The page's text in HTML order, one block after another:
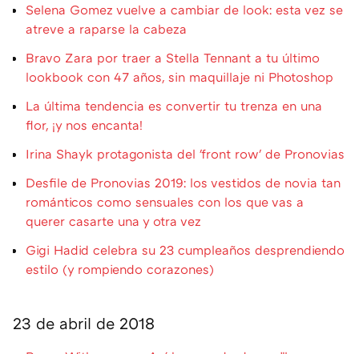
Selena Gomez vuelve a cambiar de look: esta vez se
atreve a raparse la cabeza
Bravo Zara por traer a Stella Tennant a tu último
lookbook con 47 años, sin maquillaje ni Photoshop
La última tendencia es convertir tu trenza en una
flor, ¡y nos encanta!
Irina Shayk protagonista del 'front row' de Pronovias
Desfile de Pronovias 2019: los vestidos de novia tan
románticos como sensuales con los que vas a
querer casarte una y otra vez
Gigi Hadid celebra su 23 cumpleaños desprendiendo
estilo (y rompiendo corazones)
23 de abril de 2018